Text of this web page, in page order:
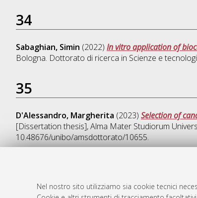
Nel nostro sito utilizziamo sia cookie tecnici
34
Sabaghian, Simin (2022) In vitro application of
Bologna. Dottorato di ricerca in Scienze e
35
D'Alessandro, Margherita (2023) Selection of
[Dissertation thesis], Alma Mater Studiorum
10.48676/unibo/amsdottorato/10655.
Atom